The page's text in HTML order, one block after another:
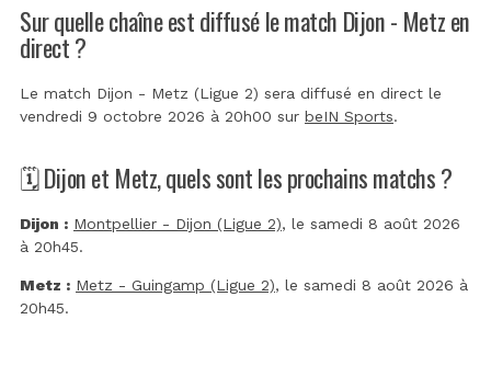
Sur quelle chaîne est diffusé le match Dijon - Metz en
direct ?
Le match Dijon - Metz (Ligue 2) sera diffusé en direct le
vendredi 9 octobre 2026 à 20h00 sur beIN Sports.
🗓️ Dijon et Metz, quels sont les prochains matchs ?
Dijon : Montpellier - Dijon (Ligue 2), le samedi 8 août 2026
à 20h45.
Metz : Metz - Guingamp (Ligue 2), le samedi 8 août 2026 à
20h45.